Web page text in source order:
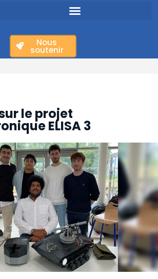
Nous
soutenir
le projet
ELISA 3